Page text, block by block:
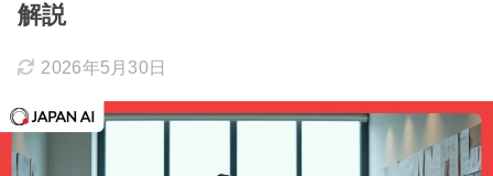
解説
2026年5月30日